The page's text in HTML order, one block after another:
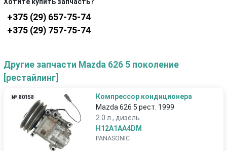
+375 (29) 657-75-74
+375 (29) 757-75-74
Другие запчасти Mazda 626 5 поколение
[рестайлинг]
№ 80158
Компрессор кондиционера
Mazda 626 5 рест. 1999
2.0 л., дизель
H12A1AA4DM
PANASONIC